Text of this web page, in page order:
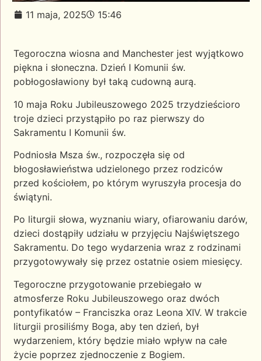
11 maja, 2025 15:46
Tegoroczna wiosna and Manchester jest wyjątkowo
piękna i słoneczna. Dzień I Komunii św.
pobłogosławiony był taką cudowną aurą.
10 maja Roku Jubileuszowego 2025 trzydzieścioro
troje dzieci przystąpiło po raz pierwszy do
Sakramentu I Komunii św.
Podniosła Msza św., rozpoczęła się od
błogosławieństwa udzielonego przez rodziców
przed kościołem, po którym wyruszyła procesja do
świątyni.
Po liturgii słowa, wyznaniu wiary, ofiarowaniu darów,
dzieci dostąpiły udziału w przyjęciu Najświętszego
Sakramentu. Do tego wydarzenia wraz z rodzinami
przygotowywały się przez ostatnie osiem miesięcy.
Tegoroczne przygotowanie przebiegało w
atmosferze Roku Jubileuszowego oraz dwóch
pontyfikatów – Franciszka oraz Leona XIV. W trakcie
liturgii prosiliśmy Boga, aby ten dzień, był
wydarzeniem, który będzie miało wpływ na całe
życie poprzez zjednoczenie z Bogiem.